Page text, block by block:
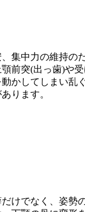
集中力の維持の
前突(出っ歯)や
かしてしまい乱
ります。
けでなく、姿勢